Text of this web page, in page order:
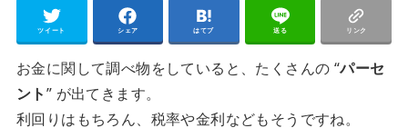
ツイート シェア はてブ 送る リンク
お金に関して調べ物をしていると、たくさんの “パーセ
ント” が出てきます。
利回りはもちろん、税率や金利などもそうですね。